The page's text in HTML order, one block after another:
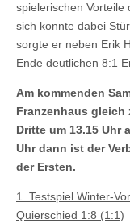
spielerischen Vorteile
sich konnte dabei
sorgte er neben Erik
Ende deutlichen 8:1
Am kommenden
Franzenhaus
Dritte um 13.15 Uhr
Uhr dann ist der
der Ersten.
1. Testspiel Winter-
Quierschied 1:8 (1:1)